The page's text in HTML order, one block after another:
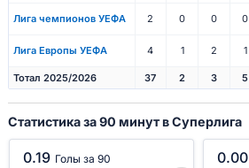
Лига чемпионов УЕФА 2 0 0 0
Лига Европы УЕФА 4 1 2 1
Тотал 2025/2026 37 2 3 5
Статистика за 90 минут в Суперлига
0.19 Голы за 90 0.00